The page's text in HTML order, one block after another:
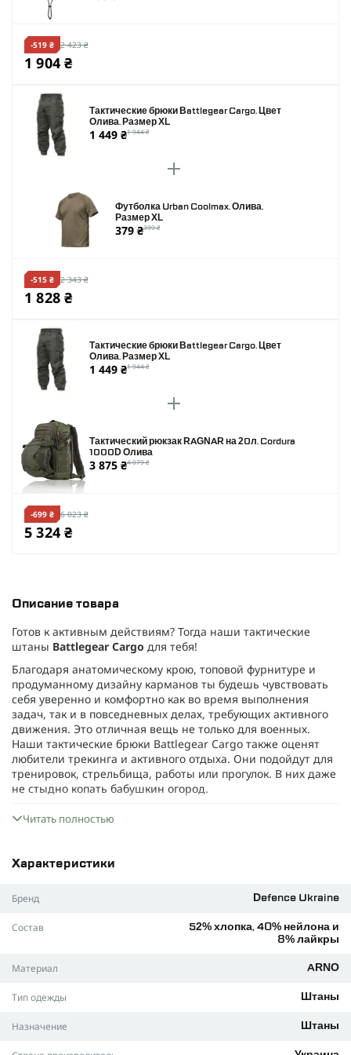
Описание товара
Готов к активным действиям? Тогда наши тактические
штаны Battlegear Cargo для тебя!
Благодаря анатомическому крою, топовой фурнитуре и
продуманному дизайну карманов ты будешь чувствовать
себя уверенно и комфортно как во время выполнения
задач, так и в повседневных делах, требующих активного
движения. Это отличная вещь не только для военных.
Наши тактические брюки Battlegear Cargo также оценят
любители трекинга и активного отдыха. Они подойдут для
тренировок, стрельбища, работы или прогулок. В них даже
не стыдно копать бабушкин огород.
Сделаны из лёгкой смешанной ткани
устойчивы к грязи. Даже если тебя забросит в полное
Тактические штаны
себе. Ты сможешь её сломать только если очень
постараешься.
Материал
при этом дышащей и устойчивой к загрязнениям.
охлаждающим эффектом, который особенно ощутим во
разрывам и порезам. Технология
также
Читать полностью
Характеристики
Бренд Defence Ukraine
Состав
52% хлопка, 40% нейлона и
8% лайкры
Материал ARNO
Тип одежды Штаны
Назначение Штаны
-519 ₴ 2 423 ₴
1 904 ₴
Тактические брюки Battlegear Cargo. Цвет
Олива. Размер XL
1 449 ₴1 944 ₴
Футболка Urban Coolmax. Олива.
Размер XL
379 ₴399 ₴
-515 ₴ 2 343 ₴
1 828 ₴
Тактические брюки Battlegear Cargo. Цвет
Олива. Размер XL
1 449 ₴1 944 ₴
Тактический рюкзак RAGNAR на 20л. Cordura
1000D Олива
3 875 ₴4 079 ₴
-699 ₴ 6 023 ₴
5 324 ₴